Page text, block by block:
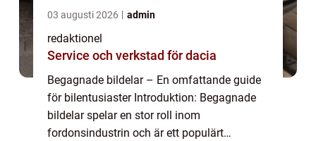
03 augusti 2026 admin
redaktionel
Service och verkstad för dacia
Begagnade bildelar – En omfattande guide
för bilentusiaster Introduktion: Begagnade
bildelar spelar en stor roll inom
fordonsindustrin och är ett populärt